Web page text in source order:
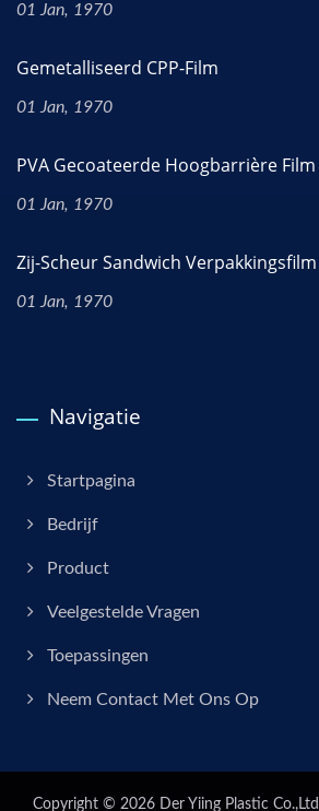
01 Jan, 1970
Gemetalliseerd CPP-Film
01 Jan, 1970
PVA Gecoateerde Hoogbarrière Film
01 Jan, 1970
Zij-Scheur Sandwich Verpakkingsfilm
01 Jan, 1970
Navigatie
Startpagina
Bedrijf
Product
Veelgestelde Vragen
Toepassingen
Neem Contact Met Ons Op
Copyright © 2026 Der Yiing Plastic